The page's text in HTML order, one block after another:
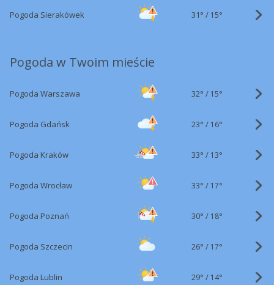
Pogoda Sierakówek 31° / 15°
Pogoda w Twoim mieście
Pogoda Warszawa 32° / 15°
Pogoda Gdańsk 23° / 16°
Pogoda Kraków 33° / 13°
Pogoda Wrocław 33° / 17°
Pogoda Poznań 30° / 18°
Pogoda Szczecin 26° / 17°
Pogoda Lublin 29° / 14°